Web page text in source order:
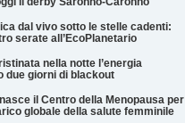
dal vivo sotto le stelle cadenti:
serate all’EcoPlanetario
nella notte l’energia
due giorni di blackout
il Centro della Menopausa per
globale della salute femminile